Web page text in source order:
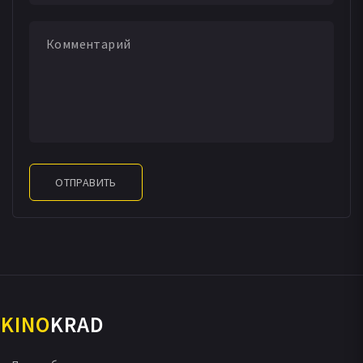
ОТПРАВИТЬ
KINOKRAD